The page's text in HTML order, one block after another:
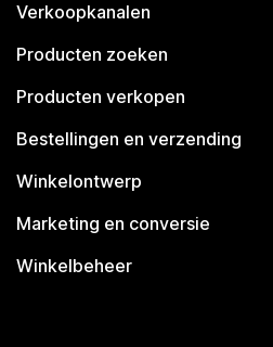
Verkoopkanalen
Producten zoeken
Producten verkopen
Bestellingen en verzending
Winkelontwerp
Marketing en conversie
Winkelbeheer